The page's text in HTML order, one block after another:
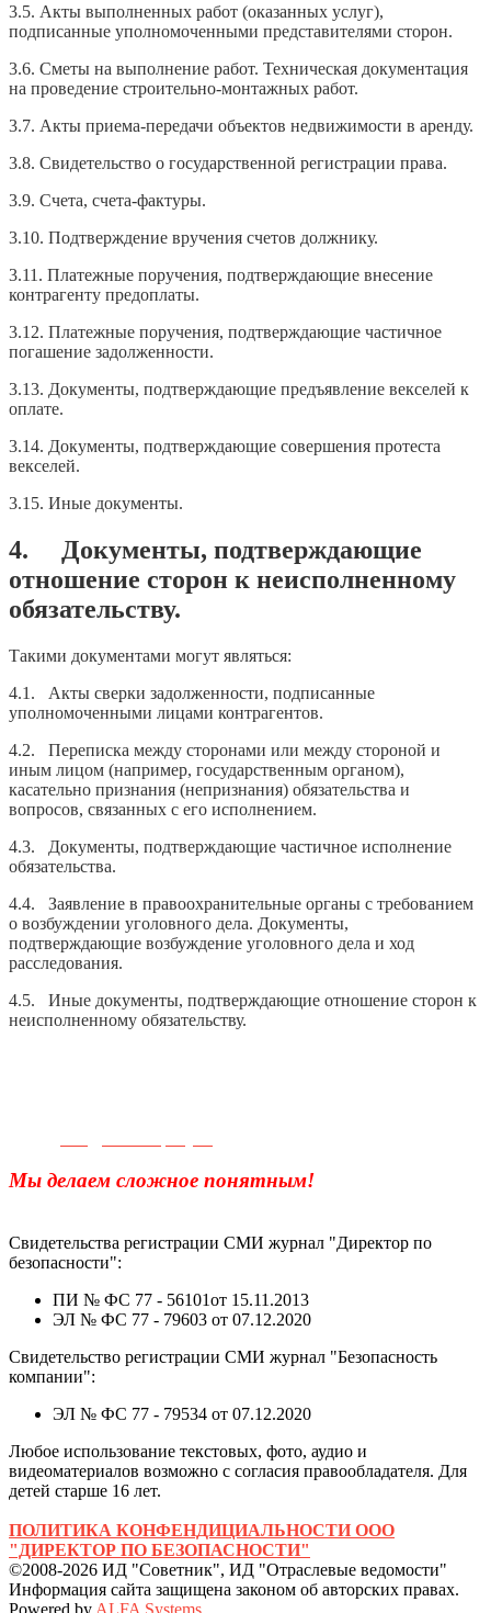
3.5. Акты выполненных работ (оказанных услуг),
подписанные уполномоченными представителями сторон.
3.6. Сметы на выполнение работ. Техническая документация
на проведение строительно-­монтажных работ.
3.7. Акты приема-передачи объектов недвижимости в аренду.
3.8. Свидетельство о государственной регистрации права.
3.9. Счета, счета-фактуры.
3.10. Подтверждение вручения счетов должнику.
3.11. Платежные поручения, подтверждающие внесение
контрагенту предоплаты.
3.12. Платежные поручения, подтверждающие частичное
погашение задолженности.
3.13. Документы, подтверждающие предъявление векселей к
оплате.
3.14. Документы, подтверждающие совершения протеста
векселей.
3.15. Иные документы.
4. Документы, подтверждающие
отношение сторон к неисполненному
обязательству.
Такими документами могут являться:
4.1. Акты сверки задолженности, подписанные
уполномоченными лицами контрагентов.
4.2. Переписка между сторонами или между стороной и
иным лицом (например, государственным органом),
касательно признания (непризнания) обязательства и
вопросов, связанных с его исполнением.
4.3. Документы, подтверждающие частичное исполнение
обязательства.
4.4. Заявление в правоохранительные органы с требованием
о возбуждении уголовного дела. Документы,
подтверждающие возбуждение уголовного дела и ход
расследования.
4.5. Иные документы, подтверждающие отношение сторон к
неисполненному обязательству.
Мы делаем сложное понятным!
Свидетельства регистрации СМИ журнал "Директор по
безопасности":
ПИ № ФС 77 - 56101от 15.11.2013
ЭЛ № ФС 77 - 79603 от 07.12.2020
Свидетельство регистрации СМИ журнал "Безопасность
компании":
ЭЛ № ФС 77 - 79534 от 07.12.2020
Любое использование текстовых, фото, аудио и
видеоматериалов возможно с согласия правообладателя. Для
детей старше 16 лет.
ПОЛИТИКА КОНФЕНДИЦИАЛЬНОСТИ ООО
"ДИРЕКТОР ПО БЕЗОПАСНОСТИ"
©2008-2026 ИД "Советник", ИД "Отраслевые ведомости"
Информация сайта защищена законом об авторских правах.
Powered by ALFA Systems